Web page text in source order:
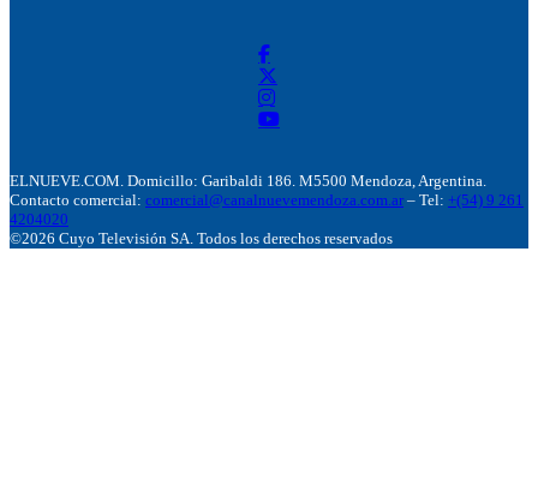
ELNUEVE.COM. Domicillo: Garibaldi 186. M5500 Mendoza, Argentina.
Contacto comercial: comercial@canalnuevemendoza.com.ar – Tel: +(54) 9 261
4204020
©2026 Cuyo Televisión SA. Todos los derechos reservados